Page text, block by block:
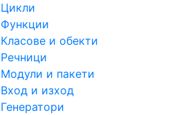
Цикли
Функции
Класове и обекти
Речници
Модули и пакети
Вход и изход
Генератори